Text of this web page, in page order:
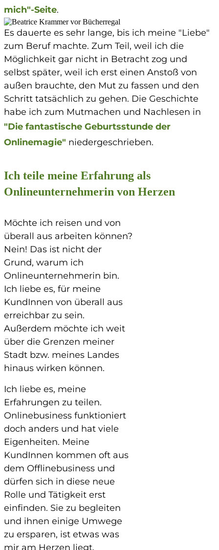
mich"-Seite.
Es dauerte es sehr lange, bis ich meine "Liebe"
zum Beruf machte. Zum Teil, weil ich die
Möglichkeit gar nicht in Betracht zog und
selbst später, weil ich erst einen Anstoß von
außen brauchte, den Mut zu fassen und den
Schritt tatsächlich zu gehen. Die Geschichte
habe ich zum Mutmachen und Nachlesen in
"Die fantastische Geburtsstunde der
Onlinemagie" niedergeschrieben.
Ich teile meine Erfahrung als
Onlineunternehmerin von Herzen
Möchte ich reisen und von
überall aus arbeiten können?
Nein! Das ist nicht der
Grund, warum ich
Onlineunternehmerin bin.
Ich liebe es, für meine
KundInnen von überall aus
erreichbar zu sein.
Außerdem möchte ich weit
über die Grenzen meiner
Stadt bzw. meines Landes
hinaus wirken können.
Ich liebe es, meine
Erfahrungen zu teilen.
Onlinebusiness funktioniert
doch anders und hat viele
Eigenheiten. Meine
KundInnen kommen oft aus
dem Offlinebusiness und
dürfen sich in diese neue
Rolle und Tätigkeit erst
einfinden. Sie zu begleiten
und ihnen einige Umwege
zu ersparen, ist etwas was
mir am Herzen liegt.